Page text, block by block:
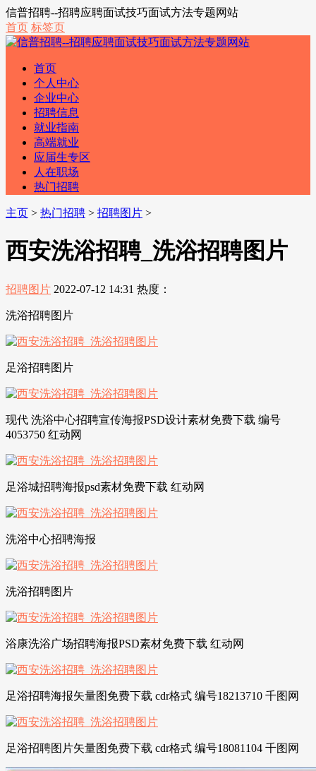
信普招聘--招聘应聘面试技巧面试方法专题网站
首页 标签页
首页
个人中心
企业中心
招聘信息
就业指南
高端就业
应届生专区
人在职场
热门招聘
主页 > 热门招聘 > 招聘图片 >
西安洗浴招聘_洗浴招聘图片
招聘图片 2022-07-12 14:31 热度：
洗浴招聘图片
足浴招聘图片
现代 洗浴中心招聘宣传海报PSD设计素材免费下载 编号
4053750 红动网
足浴城招聘海报psd素材免费下载 红动网
洗浴中心招聘海报
洗浴招聘图片
浴康洗浴广场招聘海报PSD素材免费下载 红动网
足浴招聘海报矢量图免费下载 cdr格式 编号18213710 千图网
足浴招聘图片矢量图免费下载 cdr格式 编号18081104 千图网